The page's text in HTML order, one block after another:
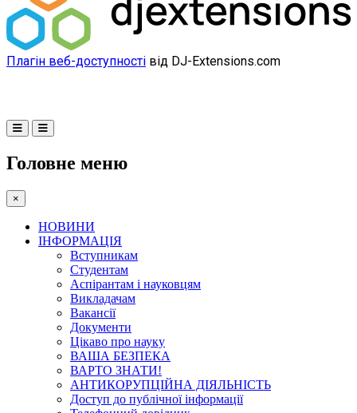
Плагін веб-доступності від DJ-Extensions.com
Головне меню
×
НОВИНИ
ІНФОРМАЦІЯ
Вступникам
Студентам
Аспірантам і науковцям
Викладачам
Вакансії
Документи
Цікаво про науку
ВАША БЕЗПЕКА
ВАРТО ЗНАТИ!
АНТИКОРУПЦІЙНА ДІЯЛЬНІСТЬ
Доступ до публічної інформації